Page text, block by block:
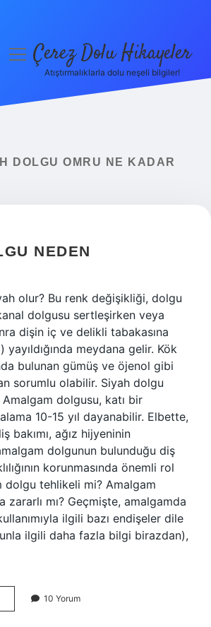
menüyüÇerez Dolu Hikayeler
Atıştırmalıklarla dolu neşeli bilgiler!
DOLGU OMRU NE KADAR
NEDEN
olur? Bu renk değişikliği, dolgu
dolgusu sertleşirken veya
dişin iç ve delikli tabakasına
meydana gelir. Kök
bulunan gümüş ve öjenol gibi
sorumlu olabilir. Siyah dolgu
dolgusu, katı bir
10-15 yıl dayanabilir. Elbette,
bakımı, ağız hijyeninin
dolgunun bulunduğu diş
korunmasında önemli rol
dolgu tehlikeli mi? Amalgam
zararlı mı? Geçmişte, amalgamda
ilgili bazı endişeler dile
ilgili daha fazla bilgi birazdan),
Dolgu
10 Yorum